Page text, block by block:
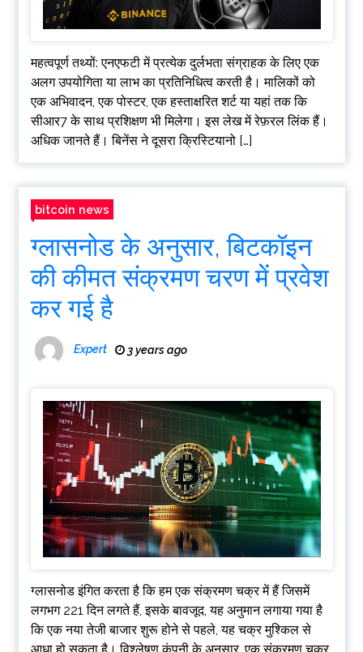
महत्वपूर्ण तथ्यों: एनएफटी में प्रत्येक दुर्लभता संग्राहक के लिए एक
अलग उपयोगिता या लाभ का प्रतिनिधित्व करती है। मालिकों को
एक अभिवादन, एक पोस्टर, एक हस्ताक्षरित शर्ट या यहां तक ​​कि
सीआर7 के साथ प्रशिक्षण भी मिलेगा। इस लेख में रेफ़रल लिंक हैं।
अधिक जानते हैं। बिनेंस ने दूसरा क्रिस्टियानो […]
bitcoin news
ग्लासनोड के अनुसार, बिटकॉइन
की कीमत संक्रमण चरण में प्रवेश
कर गई है
Expert 3 years ago
ग्लासनोड इंगित करता है कि हम एक संक्रमण चक्र में हैं जिसमें
लगभग 221 दिन लगते हैं, इसके बावजूद, यह अनुमान लगाया गया है
कि एक नया तेजी बाजार शुरू होने से पहले, यह चक्र मुश्किल से